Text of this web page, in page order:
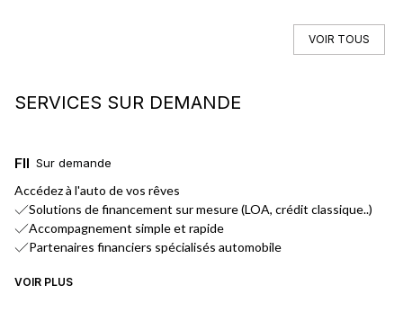
VOIR TOUS
SERVICES SUR DEMANDE
Sur demande
FINANCEMENT
Accédez à l'auto de vos rêves
Solutions de financement sur mesure (LOA, crédit classique..)
Accompagnement simple et rapide
Partenaires financiers spécialisés automobile
VOIR PLUS